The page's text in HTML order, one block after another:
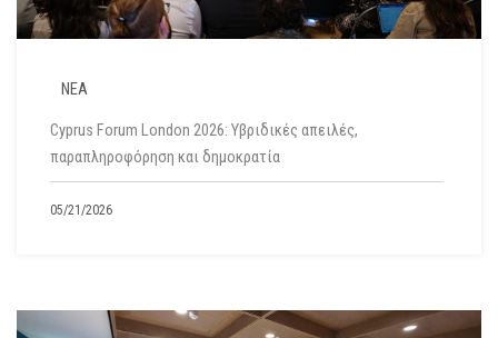
ΝΕΑ
Cyprus Forum London 2026: Υβριδικές απειλές,
παραπληροφόρηση και δημοκρατία
05/21/2026